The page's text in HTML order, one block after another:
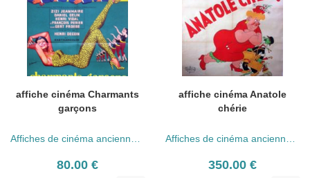
affiche cinéma Charmants
garçons
80.00 €
affiche cinéma Anatole
chérie
350.00 €